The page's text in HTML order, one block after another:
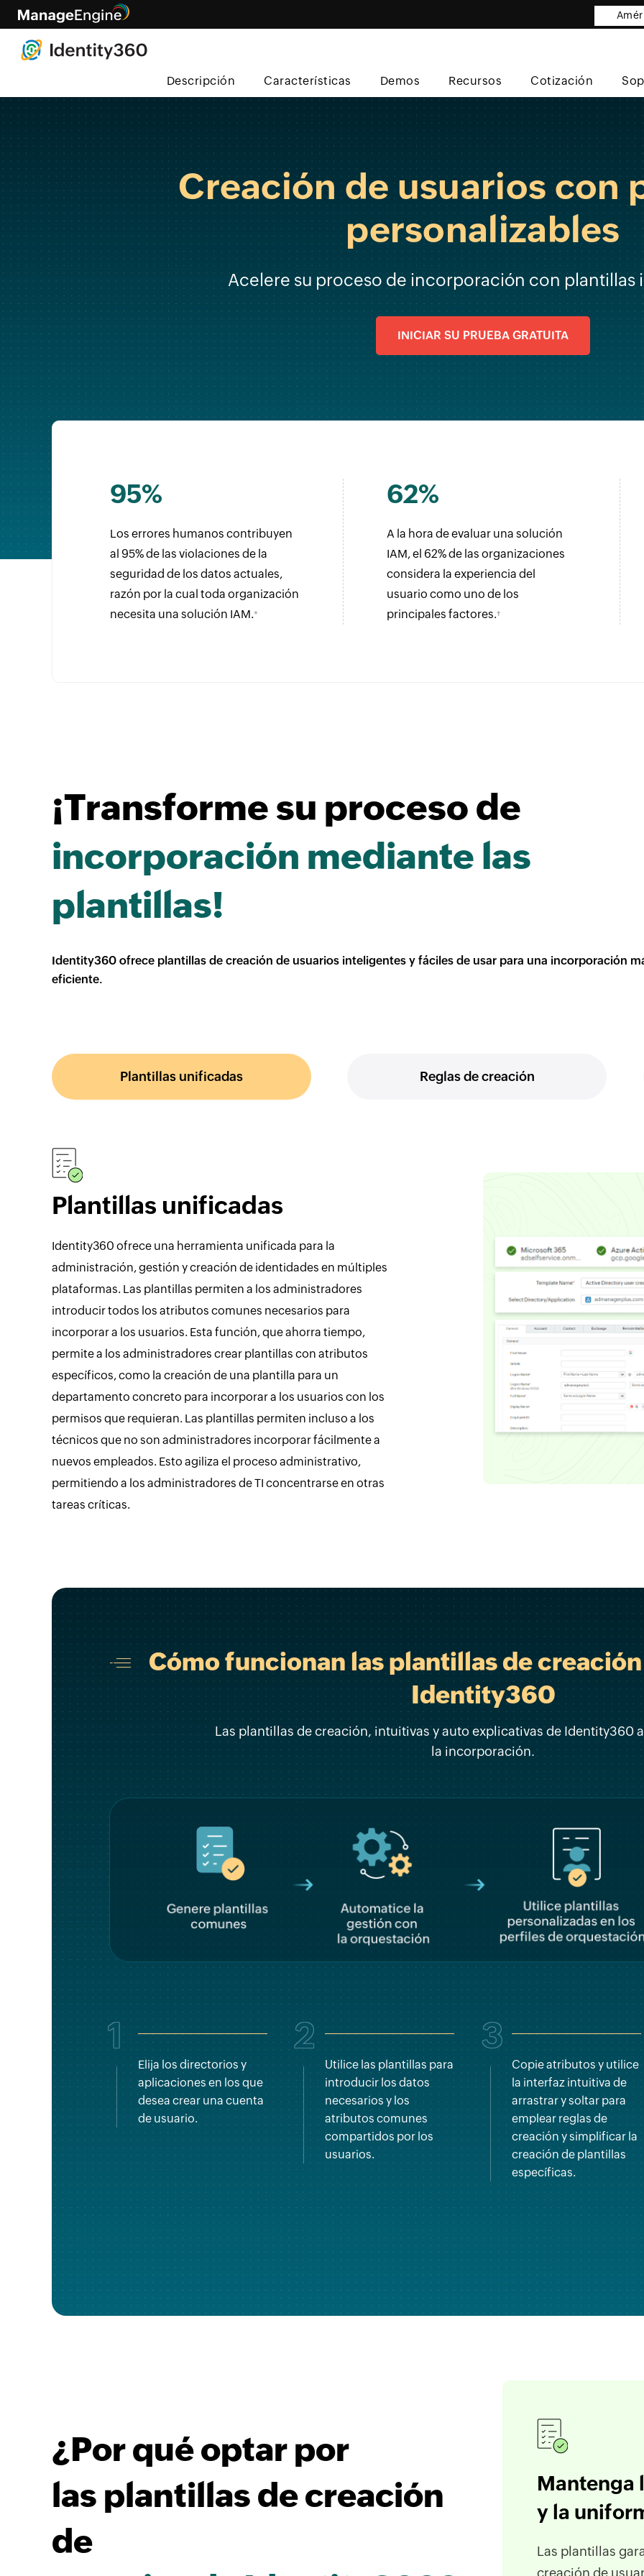
Descripción Características Demos Recursos Cotización
Creación de usuarios con
personalizables
Acelere su proceso de incorporación con plantillas
INICIAR SU PRUEBA GRATUITA
95%
Los errores humanos contribuyen
al 95% de las violaciones de la
seguridad de los datos actuales,
razón por la cual toda organización
necesita una solución IAM.*
62%
A la hora de evaluar una solución
IAM, el 62% de las organizaciones
considera la experiencia del
usuario como uno de los
principales factores.†
¡Transforme su proceso de
incorporación mediante las
plantillas!
Identity360 ofrece plantillas de creación de usuarios inteligentes y fáciles de usar para una incorporación
eficiente.
Plantillas unificadas Reglas de creación
Plantillas unificadas
Identity360 ofrece una herramienta unificada para la
administración, gestión y creación de identidades en múltiples
plataformas. Las plantillas permiten a los administradores
introducir todos los atributos comunes necesarios para
incorporar a los usuarios. Esta función, que ahorra tiempo,
permite a los administradores crear plantillas con atributos
específicos, como la creación de una plantilla para un
departamento concreto para incorporar a los usuarios con los
permisos que requieran. Las plantillas permiten incluso a los
técnicos que no son administradores incorporar fácilmente a
nuevos empleados. Esto agiliza el proceso administrativo,
permitiendo a los administradores de TI concentrarse en otras
tareas críticas.
Cómo funcionan las plantillas de
Identity360
Las plantillas de creación, intuitivas y auto explicativas de Identity360
la incorporación.
1
Elija los directorios y
aplicaciones en los que
desea crear una cuenta
de usuario.
2
Utilice las plantillas para
introducir los datos
necesarios y los
atributos comunes
compartidos por los
usuarios.
3
Copie atributos y utilice
la interfaz intuitiva de
arrastrar y soltar para
emplear reglas de
creación y simplificar la
creación de plantillas
específicas.
¿Por qué optar por
las plantillas de creación
de
Mantenga
y la
Las plantillas
creación de